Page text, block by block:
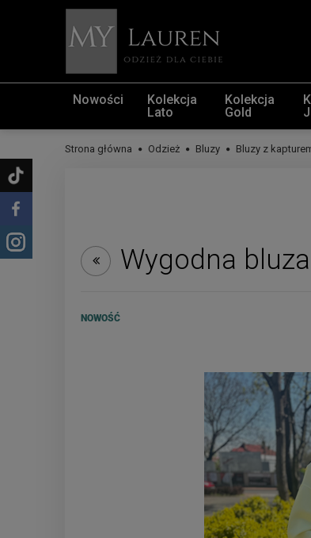
Nowości
Kolekcja
Lato
Kolekcja
Gold
Strona główna Odzież Bluzy Bluzy z
Wygodna
NOWOŚĆ